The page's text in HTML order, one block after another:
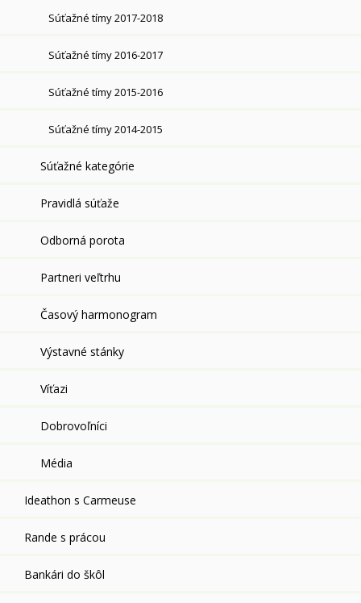
Súťažné tímy 2017-2018
Súťažné tímy 2016-2017
Súťažné tímy 2015-2016
Súťažné tímy 2014-2015
Súťažné kategórie
Pravidlá súťaže
Odborná porota
Partneri veľtrhu
Časový harmonogram
Výstavné stánky
Víťazi
Dobrovoľníci
Média
Ideathon s Carmeuse
Rande s prácou
Bankári do škôl